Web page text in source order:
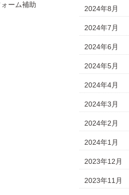
ーム補助
2024年8月
2024年7月
2024年6月
2024年5月
2024年4月
2024年3月
2024年2月
2024年1月
2023年12月
2023年11月